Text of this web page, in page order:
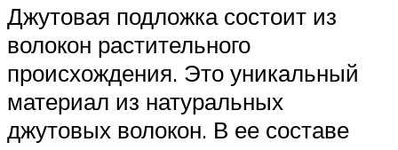
Джутовая подложка состоит из
волокон растительного
происхождения. Это уникальный
материал из натуральных
джутовых волокон. В ее составе